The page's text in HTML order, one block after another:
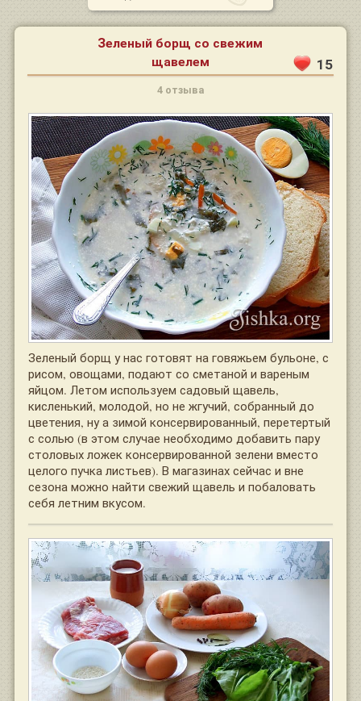
Зеленый борщ со свежим
щавелем 15
4 отзыва
Зеленый борщ у нас готовят на говяжьем бульоне, с
рисом, овощами, подают со сметаной и вареным
яйцом. Летом используем садовый щавель,
кисленький, молодой, но не жгучий, собранный до
цветения, ну а зимой консервированный, перетертый
с солью (в этом случае необходимо добавить пару
столовых ложек консервированной зелени вместо
целого пучка листьев). В магазинах сейчас и вне
сезона можно найти свежий щавель и побаловать
себя летним вкусом.